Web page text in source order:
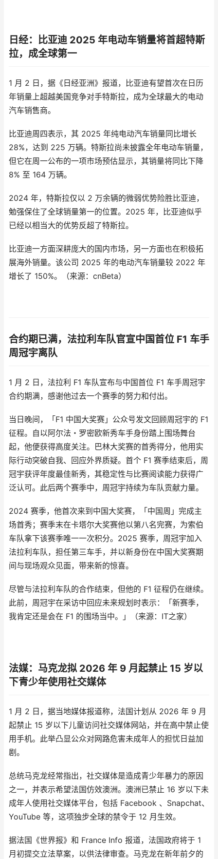
日经：比亚迪 2025 年电动车销量将首超特斯
拉，成全球第一
1 月 2 日，据《日经亚洲》报道，比亚迪有望首次在日历
年销量上超越美国竞争对手特斯拉，成为全球最大的电动
汽车销售商。
比亚迪周四表示，其 2025 年纯电动汽车销量同比增长
28%，达到 225 万辆。特斯拉尚未披露全年电动车销量，
但它在周一公布的一项市场预估显示，其销量将同比下降
8% 至 164 万辆。
2024 年，特斯拉仅以 2 万余辆的微弱优势险胜比亚迪，
勉强保住了全球销量第一的位置。2025 年，比亚迪似乎
已经以相当大的优势反超了特斯拉。
比亚迪一方面深耕庞大的国内市场，另一方面也在积极拓
展海外销量。该公司 2025 年的电动汽车销量较 2022 年
增长了 150%。（来源：cnBeta）
合约期已满，法拉利车队官宣中国首位 F1 车手
周冠宇离队
1 月 2 日，法拉利 F1 车队宣布与中国首位 F1 车手周冠宇
合约期满，感谢他过去一个赛季的努力和付出。
当日晚间，「F1 中国大奖赛」公众号发文回顾周冠宇的 F1
征程。自以阿尔法・罗密欧新秀车手身份踏上围场舞台
起，他便获得高度关注。巴林大奖赛的首秀得分，他用实
际行动突破自我、回应外界质疑。首个 F1 赛季结束后，周
冠宇获评年度最佳新秀，其稳定性与比赛阅读能力获得广
泛认可。此后两个赛季中，周冠宇持续为车队贡献力量。
2024 赛季，他首次来到中国大奖赛，「中国周」完成主
场首秀；赛季末在卡塔尔大奖赛他以第八名完赛，为索伯
车队拿下该赛季唯一一次积分。2025 赛季，周冠宇加入
法拉利车队，担任第三车手，并以新身份在中国大奖赛期
间与现场观众见面，带来新的惊喜。
尽管与法拉利车队的合作结束，但他的 F1 征程仍在继续。
此前，周冠宇在采访中回应未来规划时表示：「新赛季，
我肯定还是会在 F1 的围场当中。」（来源：IT之家）
法媒：马克龙拟 2026 年 9 月起禁止 15 岁以
下青少年使用社交媒体
1 月 2 日，据当地媒体报道称，法国计划从 2026 年 9 月
起禁止 15 岁以下儿童访问社交媒体网站，并在高中禁止使
用手机。此举凸显公众对网路危害未成年人的担忧日益加
剧。
总统马克龙经常指出，社交媒体是造成青少年暴力的原因
之一，并表示希望法国仿效澳洲。澳洲已禁止 16 岁以下未
成年人使用社交媒体平台，包括 Facebook 、Snapchat、
YouTube 等，这项独步全球的禁令于 12 月生效。
据法国《世界报》和 France Info 报道，法国政府将于 1
月初提交立法草案，以供法律审查。马克龙在新年前夕的